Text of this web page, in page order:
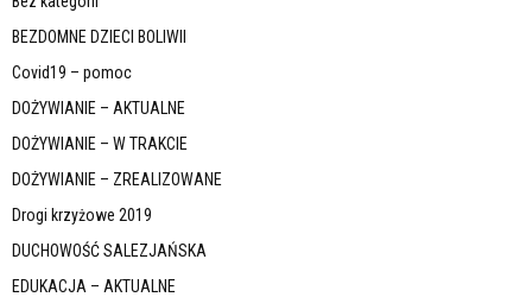
BEZDOMNE DZIECI BOLIWII
Covid19 – pomoc
DOŻYWIANIE – AKTUALNE
DOŻYWIANIE – W TRAKCIE
DOŻYWIANIE – ZREALIZOWANE
Drogi krzyżowe 2019
DUCHOWOŚĆ SALEZJAŃSKA
EDUKACJA – AKTUALNE